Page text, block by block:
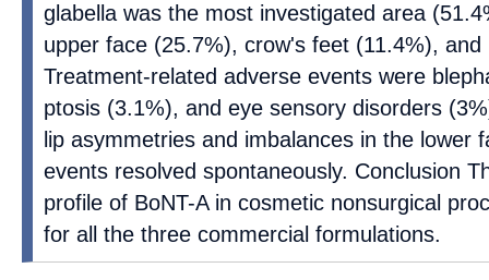
glabella was the most investigated area
upper face (25.7%), crow's feet (11.4%),
Treatment-related adverse events were
ptosis (3.1%), and eye sensory disorders
lip asymmetries and imbalances in the lower
events resolved spontaneously. Conclusion
profile of BoNT-A in cosmetic nonsurgical
for all the three commercial formulations.